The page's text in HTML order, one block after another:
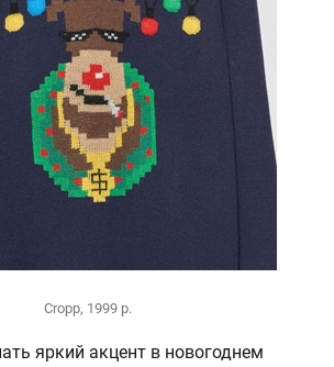
Сropp, 1999 р.
яркий акцент в новогоднем